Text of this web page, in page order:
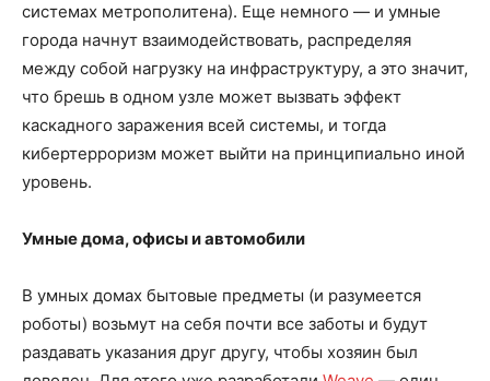
системах метрополитена). Еще немного — и умные
города начнут взаимодействовать, распределяя
между собой нагрузку на инфраструктуру, а это значит,
что брешь в одном узле может вызвать эффект
каскадного заражения всей системы, и тогда
кибертерроризм может выйти на принципиально иной
уровень.
Умные дома, офисы и автомобили
В умных домах бытовые предметы (и разумеется
роботы) возьмут на себя почти все заботы и будут
раздавать указания друг другу, чтобы хозяин был